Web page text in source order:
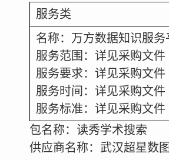
服务类
名称：万方数据知识服务
服务范围：详见采购文件
服务要求：详见采购文件
服务时间：详见采购文件
服务标准：详见采购文件
包名称：读秀学术搜索
供应商名称：武汉超星数